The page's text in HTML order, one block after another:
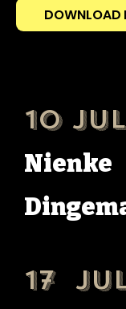
DOWNLOAD
10
Nienke
17